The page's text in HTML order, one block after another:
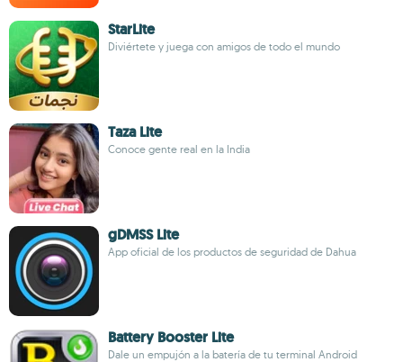
StarLite
Diviértete y juega con amigos de todo el mundo
Taza Lite
Conoce gente real en la India
gDMSS Lite
App oficial de los productos de seguridad de Dahua
Battery Booster Lite
Dale un empujón a la batería de tu terminal Android